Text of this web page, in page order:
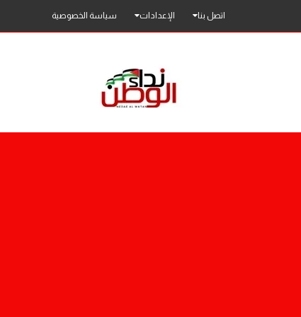
اتصل بنا الإعدادات سياسة الخصوصية